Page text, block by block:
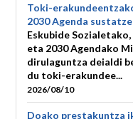
Toki-
2030 Agenda
Eskubide
eta 2030 Agendako
dirulaguntza deialdi
du toki-erakundee...
2026/08/10
Doako prestakuntza